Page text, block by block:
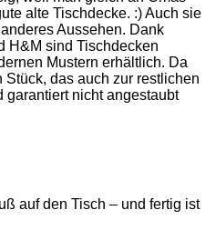
alte Tischdecke. :) Auch sie
Aussehen. Dank
H&M sind Tischdecken
Mustern erhältlich. Da
Stück, das auch zur restlichen
garantiert nicht angestaubt
auf den Tisch – und fertig ist